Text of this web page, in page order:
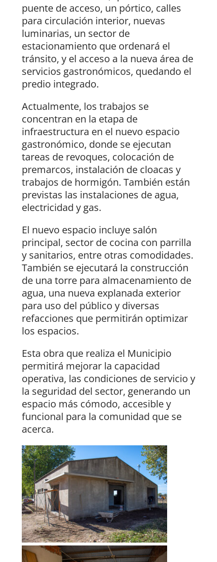
puente de acceso, un pórtico, calles
para circulación interior, nuevas
luminarias, un sector de
estacionamiento que ordenará el
tránsito, y el acceso a la nueva área de
servicios gastronómicos, quedando el
predio integrado.
Actualmente, los trabajos se
concentran en la etapa de
infraestructura en el nuevo espacio
gastronómico, donde se ejecutan
tareas de revoques, colocación de
premarcos, instalación de cloacas y
trabajos de hormigón. También están
previstas las instalaciones de agua,
electricidad y gas.
El nuevo espacio incluye salón
principal, sector de cocina con parrilla
y sanitarios, entre otras comodidades.
También se ejecutará la construcción
de una torre para almacenamiento de
agua, una nueva explanada exterior
para uso del público y diversas
refacciones que permitirán optimizar
los espacios.
Esta obra que realiza el Municipio
permitirá mejorar la capacidad
operativa, las condiciones de servicio y
la seguridad del sector, generando un
espacio más cómodo, accesible y
funcional para la comunidad que se
acerca.